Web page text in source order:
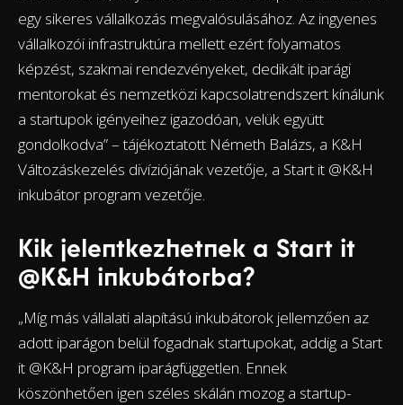
egy sikeres vállalkozás megvalósulásához. Az ingyenes
vállalkozói infrastruktúra mellett ezért folyamatos
képzést, szakmai rendezvényeket, dedikált iparági
mentorokat és nemzetközi kapcsolatrendszert kínálunk
a startupok igényeihez igazodóan, velük együtt
gondolkodva” – tájékoztatott Németh Balázs, a K&H
Változáskezelés divíziójának vezetője, a Start it @K&H
inkubátor program vezetője.
Kik jelentkezhetnek a Start it
@K&H inkubátorba?
„Míg más vállalati alapítású inkubátorok jellemzően az
adott iparágon belül fogadnak startupokat, addig a Start
it @K&H program iparágfüggetlen. Ennek
köszönhetően igen széles skálán mozog a startup-